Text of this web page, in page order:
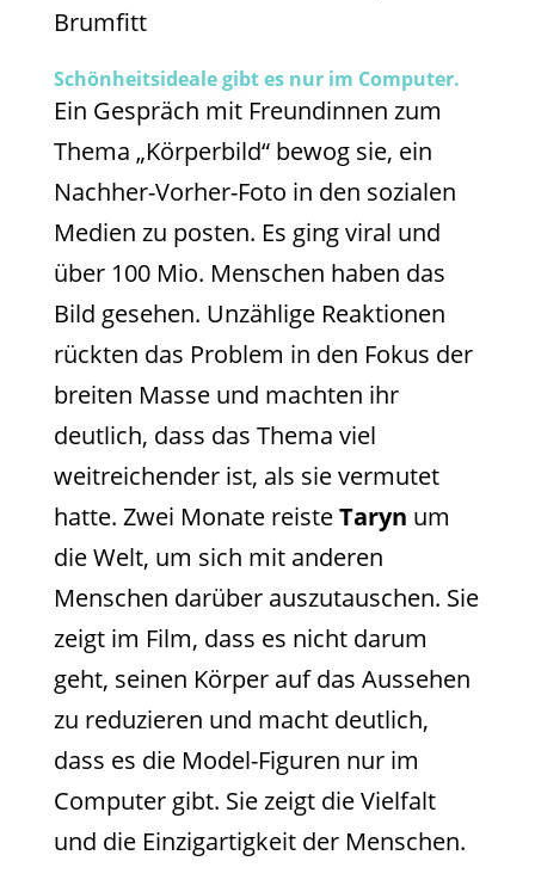
Brumfitt
Schönheitsideale gibt es nur im Computer.
Ein Gespräch mit Freundinnen zum
Thema „Körperbild“ bewog sie, ein
Nachher-Vorher-Foto in den sozialen
Medien zu posten. Es ging viral und
über 100 Mio. Menschen haben das
Bild gesehen. Unzählige Reaktionen
rückten das Problem in den Fokus der
breiten Masse und machten ihr
deutlich, dass das Thema viel
weitreichender ist, als sie vermutet
hatte. Zwei Monate reisteTaryn um
die Welt, um sich mit anderen
Menschen darüber auszutauschen. Sie
zeigt im Film, dass es nicht darum
geht, seinen Körper auf das Aussehen
zu reduzieren und macht deutlich,
dass es die Model-Figuren nur im
Computer gibt. Sie zeigt die Vielfalt
und die Einzigartigkeit der Menschen.